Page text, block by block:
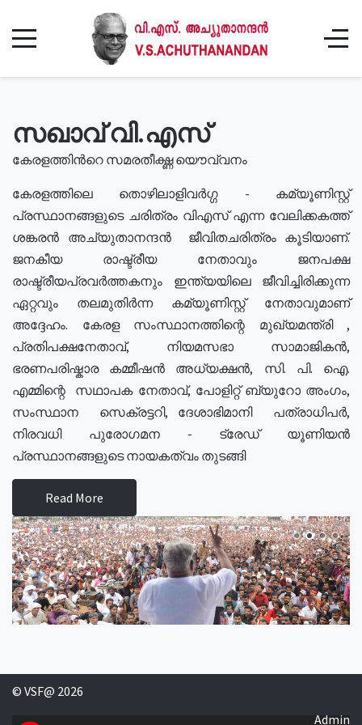
സഖാവ് വി.എസ്
കേരളത്തിൻറെ സമരതീക്ഷ്ണ യൌവ്വനം
കേരളത്തിലെ തൊഴിലാളിവർഗ്ഗ - കമ്യൂണിസ്റ്റ്
പ്രസ്ഥാനങ്ങളുടെ ചരിത്രം വിഎസ് എന്ന വേലിക്കകത്ത്
ശങ്കരൻ അച്യുതാനന്ദൻ ജീവിതചരിത്രം കൂടിയാണ്.
ജനകീയ രാഷ്ട്രീയ നേതാവും ജനപക്ഷ
രാഷ്ട്രീയപ്രവർത്തകനും ഇന്ത്യയിലെ ജീവിച്ചിരിക്കുന്ന
ഏറ്റവും തലമുതിർന്ന കമ്യൂണിസ്റ്റ് നേതാവുമാണ്
അദ്ദേഹം. കേരള സംസ്ഥാനത്തിന്റെ മുഖ്യമന്ത്രി ,
പ്രതിപക്ഷനേതാവ്, നിയമസഭാ സാമാജികൻ,
ഭരണപരിഷ്കാര കമ്മീഷൻ അധ്യക്ഷൻ, സി. പി. ഐ.
എമ്മിന്റെ സഥാപക നേതാവ്, പോളിറ്റ് ബ്യുറോ അംഗം,
സംസ്ഥാന സെക്രട്ടറി, ദേശാഭിമാനി പത്രാധിപർ,
നിരവധി പുരോഗമന - ട്രേഡ് യൂണിയൻ
പ്രസ്ഥാനങ്ങളുടെ നായകത്വം തുടങ്ങി
Read More
© VSF@ 2026
Admin